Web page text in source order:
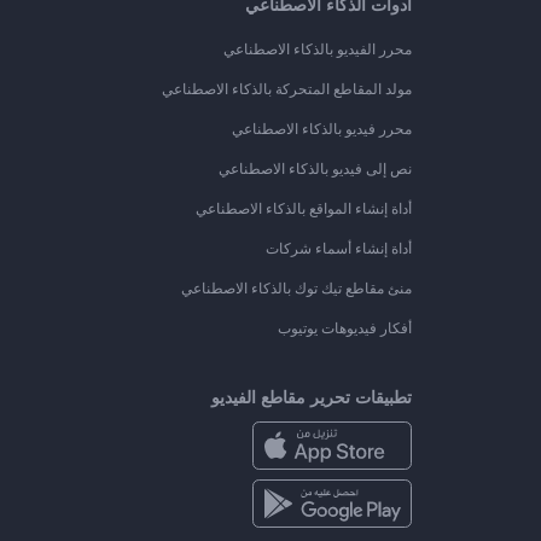
أدوات الذكاء الاصطناعي
محرر الفيديو بالذكاء الاصطناعي
مولد المقاطع المتحركة بالذكاء الاصطناعي
محرر فيديو بالذكاء الاصطناعي
نص إلى فيديو بالذكاء الاصطناعي
أداة إنشاء المواقع بالذكاء الاصطناعي
أداة إنشاء أسماء شركات
منئ مقاطع تيك توك بالذكاء الاصطناعي
أفكار فيديوهات يوتيوب
تطبيقات تحرير مقاطع الفيديو